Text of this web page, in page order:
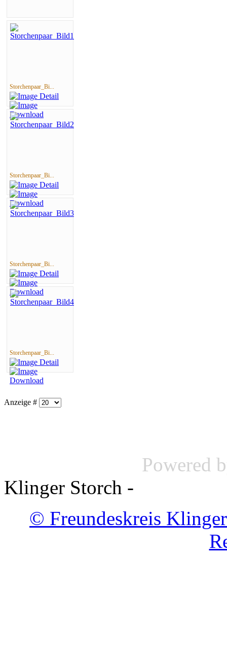
Storchenpaar_Bi...
Storchenpaar_Bi...
Storchenpaar_Bi...
Storchenpaar_Bi...
Anzeige #
Powered
Klinger Storch -
© Freundeskreis